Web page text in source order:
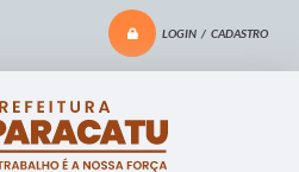
LOGIN / CADASTRO